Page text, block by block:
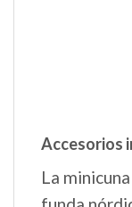
Accesorios
La